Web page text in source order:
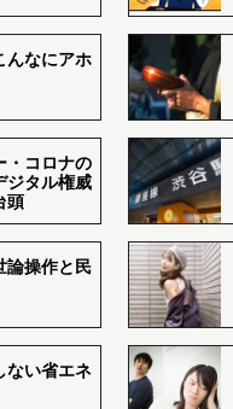
んなにアホ
・コロナの
ジタル権威
頭
論操作と民
ない省エネ